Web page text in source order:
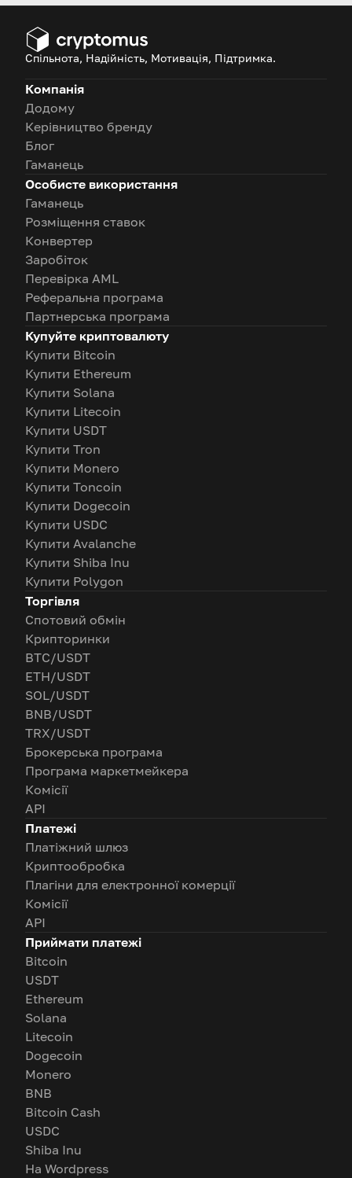
додатками та як створити
Спільнота, Надійність, Мотивація, Підтримка.
Компанія
Додому
Керівництво бренду
Блог
Гаманець
Особисте використання
Гаманець
Розміщення ставок
Конвертер
Заробіток
Перевірка AML
Реферальна програма
Партнерська програма
Купуйте криптовалюту
Купити Bitcoin
Купити Ethereum
Купити Solana
Купити Litecoin
Купити USDT
Купити Tron
Купити Monero
Купити Toncoin
Купити Dogecoin
Купити USDC
Купити Avalanche
Купити Shiba Inu
Купити Polygon
Торгівля
Спотовий обмін
Крипторинки
BTC/USDT
ETH/USDT
SOL/USDT
BNB/USDT
TRX/USDT
Брокерська програма
Програма маркетмейкера
Комісії
API
Платежі
Платіжний шлюз
Криптообробка
Плагіни для електронної комерції
Комісії
API
Приймати платежі
Bitcoin
USDT
Ethereum
Solana
Litecoin
Dogecoin
Monero
BNB
Bitcoin Cash
USDC
Shiba Inu
На Wordpress